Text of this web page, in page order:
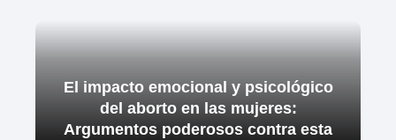
El impacto emocional y psicológico
del aborto en las mujeres:
Argumentos poderosos contra esta